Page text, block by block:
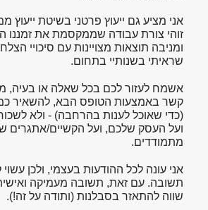
אני מציע גם ייעוץ פרטני בשיטת ייעוץ
זוהי צורת עבודה שממקסמת את זמננו
ומניבה תוצאות מצויינות עם סיכויי
שראיתי בשנותיי בתחום.
אשמח לעזור לכם בכל שאלה או בעיה,
קשר באמצעות הטופס הבא, להשאיר
(כדי שאוכל לענות בהרחבה) - ולא
ועל העסק שלכם, ועל הקשיים/אתגרים
מתמודדים.
אני עונה לכל ההודעות בעצמי, ולכן
תשובה. עם זאת, תשובה מעמיקה
שווה להתאזר בסבלנות (ותודה על זה!).